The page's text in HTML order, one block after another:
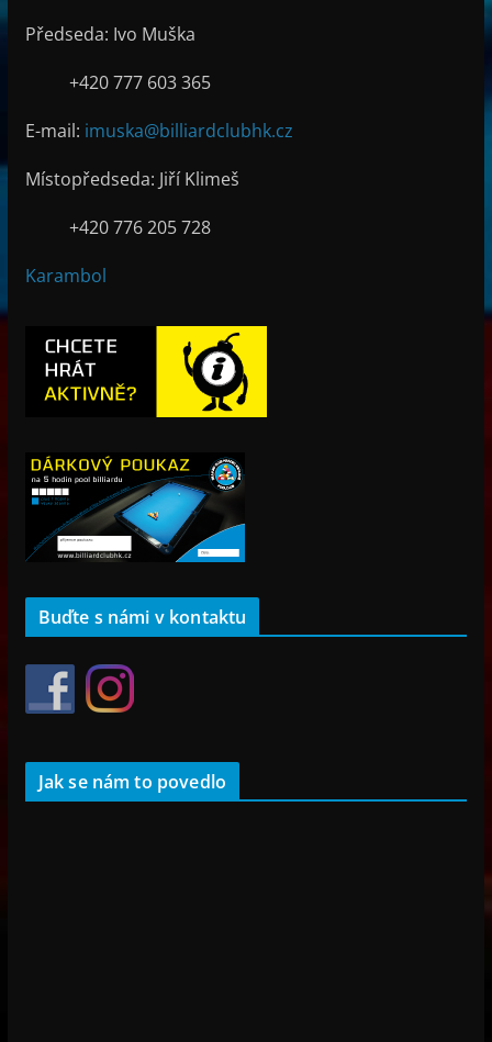
Předseda: Ivo Muška
+420 777 603 365
E-mail: imuska@billiardclubhk.cz
Místopředseda: Jiří Klimeš
+420 776 205 728
Karambol
Buďte s námi v kontaktu
Jak se nám to povedlo